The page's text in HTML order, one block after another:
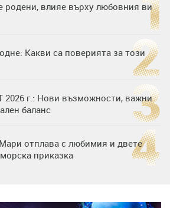
родени, влияе върху любовния ви
Какви са поверията за този
2026 г.: Нови възможности, важни
баланс
отплава с любимия и двете
приказка
любимо място